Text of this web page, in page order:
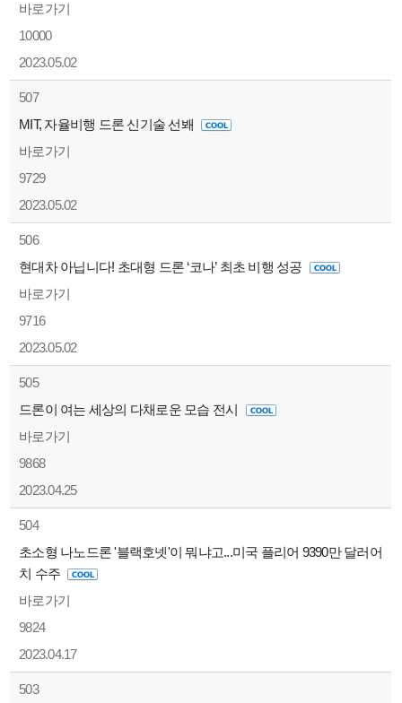
바로가기
10000
2023.05.02
507
MIT, 자율비행 드론 신기술 선봬
바로가기
9729
2023.05.02
506
현대차 아닙니다! 초대형 드론 ‘코나’ 최초 비행 성공
바로가기
9716
2023.05.02
505
드론이 여는 세상의 다채로운 모습 전시
바로가기
9868
2023.04.25
504
초소형 나노드론 '블랙호넷'이 뭐냐고...미국 플리어 9390만 달러어
치 수주
바로가기
9824
2023.04.17
503